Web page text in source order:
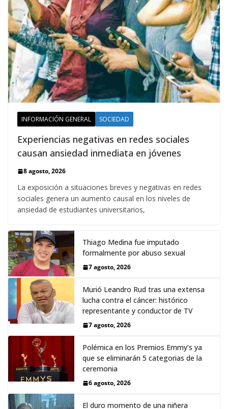
INFORMACIÓN GENERAL SOCIEDAD
Experiencias negativas en redes sociales
causan ansiedad inmediata en jóvenes
8 agosto, 2026
La exposición a situaciones breves y negativas en redes
sociales genera un aumento causal en los niveles de
ansiedad de estudiantes universitarios,
Thiago Medina fue imputado
formalmente por abuso sexual
7 agosto, 2026
Murió Leandro Rud tras una extensa
lucha contra el cáncer: histórico
representante y conductor de TV
7 agosto, 2026
Polémica en los Premios Emmy‘s ya
que se eliminarán 5 categorias de la
ceremonia
6 agosto, 2026
El duro momento de una niñera